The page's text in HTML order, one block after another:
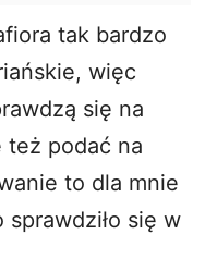
tak bardzo
więc
się na
też podać na
to dla mnie
się w